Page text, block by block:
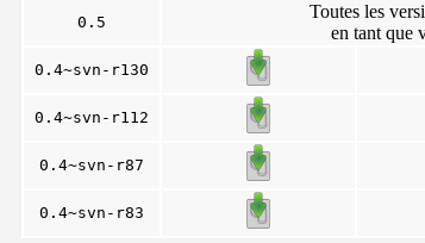
0.5
Toutes les
en tant que
0.4~svn-r130
0.4~svn-r112
0.4~svn-r87
0.4~svn-r83